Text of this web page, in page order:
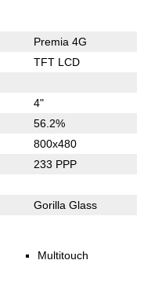
Premia 4G
TFT LCD
4"
56.2%
800x480
233 PPP
Gorilla Glass
Multitouch